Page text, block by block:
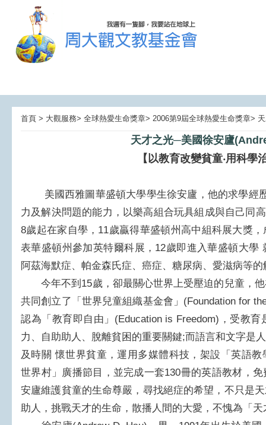
首頁 > 大觀服務> 全球熱愛生命獎章> 2006第9屆全球熱愛生命獎章>
天才之光─美國徐安廬
【以教育改變貧童‧用科學
美國西雅圖華盛頓大學學生徐安廬，他的求學經
力及解決問題的能力，以樂高組合玩具組成與自己同
8歲起在家自學，11歲贏得華盛頓州高中組科展大獎
表華盛頓州參加英特爾科展，12歲即進入華盛頓大學
阿茲海默症、帕金森氏症、癌症、糖尿病、愛滋病等的
今年不到15歲，卻最關心世界上受壓迫的兒童，他
共同創立了「世界兒童組織基金會」(Foundation for
認為「教育即自由」(Education is Freedom)，受教
力、自助助人、脫離貧困的重要關鍵;而語言和文字是
及時關 懷世界貧童，運用多媒體科技，架設「英語教
世界村」廣播節目，並完成一套130冊的英語教材，
安廬維護貧童的生命尊嚴，尋找絕症的希望，不只是
助人，挑戰天才的生命，散播人間的大愛，不愧為「